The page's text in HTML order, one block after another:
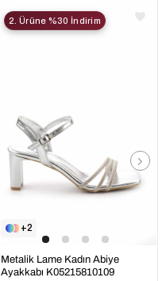
2
Metalik Lame Kadın Abiye
Ayakkabı K05215810109
2. Ürüne %30 İndirim